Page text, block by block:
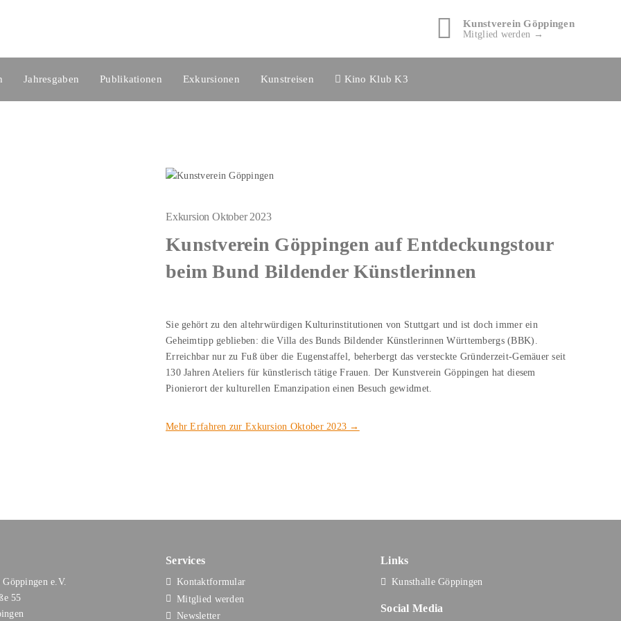
Kunstverein Göppingen
Mitglied werden →
Jahresgaben Publikationen Exkursionen Kunstreisen Kino Klub K3
Exkursion Oktober 2023
Kunstverein Göppingen auf Entdeckungstour
beim Bund Bildender Künstlerinnen
Sie gehört zu den altehrwürdigen Kulturinstitutionen von Stuttgart und ist doch immer ein
Geheimtipp geblieben: die Villa des Bunds Bildender Künstlerinnen Württembergs (BBK).
Erreichbar nur zu Fuß über die Eugenstaffel, beherbergt das versteckte Gründerzeit-Gemäuer seit
130 Jahren Ateliers für künstlerisch tätige Frauen. Der Kunstverein Göppingen hat diesem
Pionierort der kulturellen Emanzipation einen Besuch gewidmet.
Mehr Erfahren zur Exkursion Oktober 2023 →
e.V.
55
Services
Kontaktformular
Mitglied werden
Newsletter
Links
Kunsthalle Göppingen
Social Media